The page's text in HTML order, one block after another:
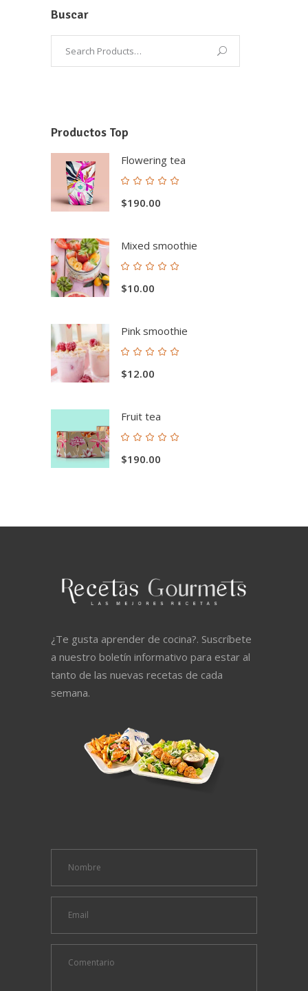
Buscar
Productos Top
Flowering tea
5.00
$190.00
Mixed smoothie
5.00
$10.00
Pink smoothie
5.00
$12.00
Fruit tea
5.00
$190.00
¿Te gusta aprender de cocina?. Suscríbete
a nuestro boletín informativo para estar al
tanto de las nuevas recetas de cada
semana.